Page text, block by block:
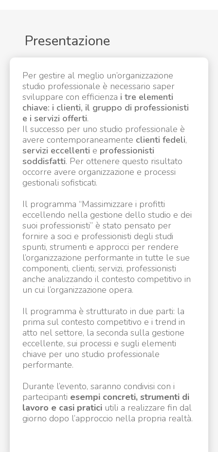
Presentazione
Per gestire al meglio un’organizzazione
studio professionale è necessario saper
sviluppare con efficienza i tre elementi
chiave: i clienti, il gruppo di professionisti
e i servizi offerti.
Il successo per uno studio professionale è
avere contemporaneamente clienti fedeli,
servizi eccellenti e professionisti
soddisfatti. Per ottenere questo risultato
occorre avere organizzazione e processi
gestionali sofisticati.
Il programma “Massimizzare i profitti
eccellendo nella gestione dello studio e dei
suoi professionisti” è stato pensato per
fornire a soci e professionisti degli studi
spunti, strumenti e approcci per rendere
l’organizzazione performante in tutte le sue
componenti, clienti, servizi, professionisti
anche analizzando il contesto competitivo in
un cui l’organizzazione opera.
Il programma è strutturato in due parti: la
prima sul contesto competitivo e i trend in
atto nel settore, la seconda sulla gestione
eccellente, sui processi e sugli elementi
chiave per uno studio professionale
performante.
Durante l’evento, saranno condivisi con i
partecipanti esempi concreti, strumenti di
lavoro e casi pratici utili a realizzare fin dal
giorno dopo l’approccio nella propria realtà.